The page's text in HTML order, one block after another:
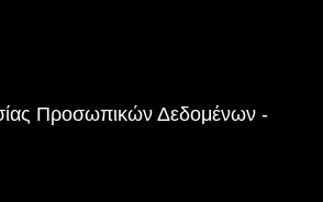
Προσωπικών Δεδομένων -